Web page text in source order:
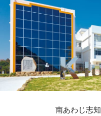
南あわじ志